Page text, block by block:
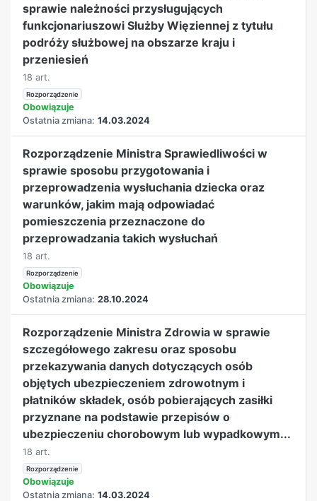
sprawie należności przysługujących
funkcjonariuszowi Służby Więziennej z tytułu
podróży służbowej na obszarze kraju i
przeniesień
18 art.
Rozporządzenie
Obowiązuje
Ostatnia zmiana: 14.03.2024
Rozporządzenie Ministra Sprawiedliwości w
sprawie sposobu przygotowania i
przeprowadzenia wysłuchania dziecka oraz
warunków, jakim mają odpowiadać
pomieszczenia przeznaczone do
przeprowadzania takich wysłuchań
18 art.
Rozporządzenie
Obowiązuje
Ostatnia zmiana: 28.10.2024
Rozporządzenie Ministra Zdrowia w sprawie
szczegółowego zakresu oraz sposobu
przekazywania danych dotyczących osób
objętych ubezpieczeniem zdrowotnym i
płatników składek, osób pobierających zasiłki
przyznane na podstawie przepisów o
ubezpieczeniu chorobowym lub wypadkowym...
18 art.
Rozporządzenie
Obowiązuje
Ostatnia zmiana: 14.03.2024